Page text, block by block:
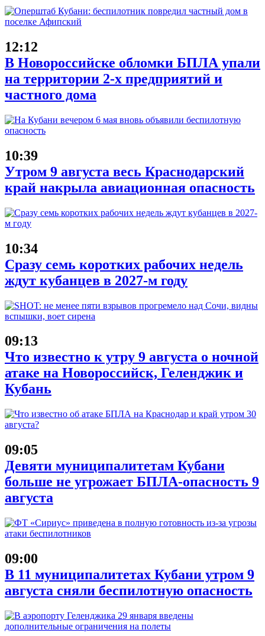
12:12
В Новороссийске обломки БПЛА упали
на территории 2-х предприятий и
частного дома
10:39
Утром 9 августа весь Краснодарский
край накрыла авиационная опасность
10:34
Сразу семь коротких рабочих недель
ждут кубанцев в 2027-м году
09:13
Что известно к утру 9 августа о ночной
атаке на Новороссийск, Геленджик и
Кубань
09:05
Девяти муниципалитетам Кубани
больше не угрожает БПЛА-опасность 9
августа
09:00
В 11 муниципалитетах Кубани утром 9
августа сняли беспилотную опасность